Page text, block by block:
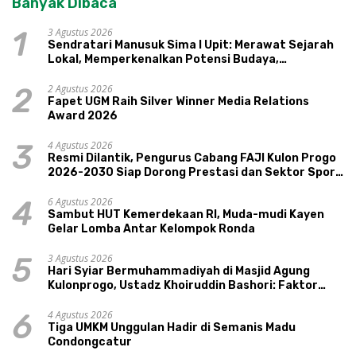
1
3 Agustus 2026
Sendratari Manusuk Sima I Upit: Merawat Sejarah
Lokal, Memperkenalkan Potensi Budaya,
2
2 Agustus 2026
Fapet UGM Raih Silver Winner Media Relations
Award 2026
3
4 Agustus 2026
Resmi Dilantik, Pengurus Cabang FAJI Kulon Progo
2026-2030 Siap Dorong Prestasi dan Sektor Sport
4
6 Agustus 2026
Sambut HUT Kemerdekaan RI, Muda-mudi Kayen
Gelar Lomba Antar Kelompok Ronda
5
3 Agustus 2026
Hari Syiar Bermuhammadiyah di Masjid Agung
Kulonprogo, Ustadz Khoiruddin Bashori: Faktor
6
4 Agustus 2026
Tiga UMKM Unggulan Hadir di Semanis Madu
Condongcatur